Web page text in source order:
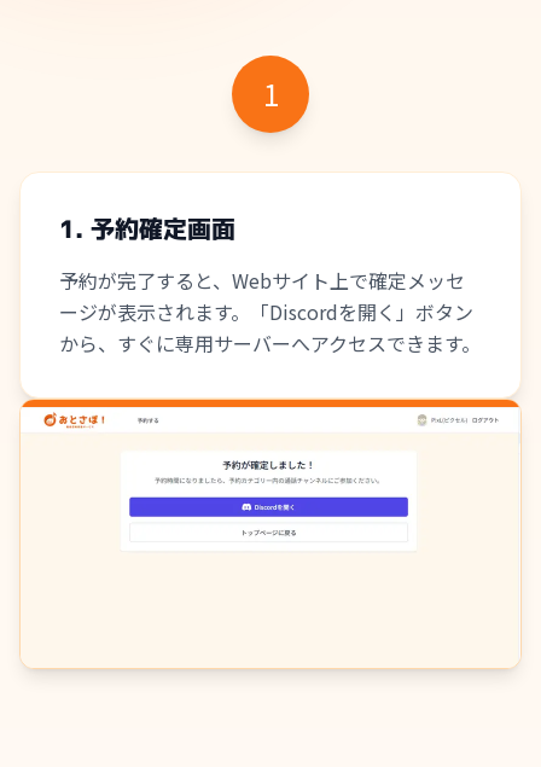
1
1. 予約確定画面
予約が完了すると、Webサイト上で確定メッセ
ージが表示されます。「Discordを開く」ボタン
から、すぐに専用サーバーへアクセスできます。